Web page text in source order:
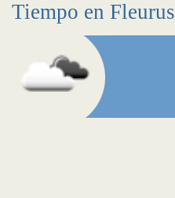
Tiempo en Fleurus